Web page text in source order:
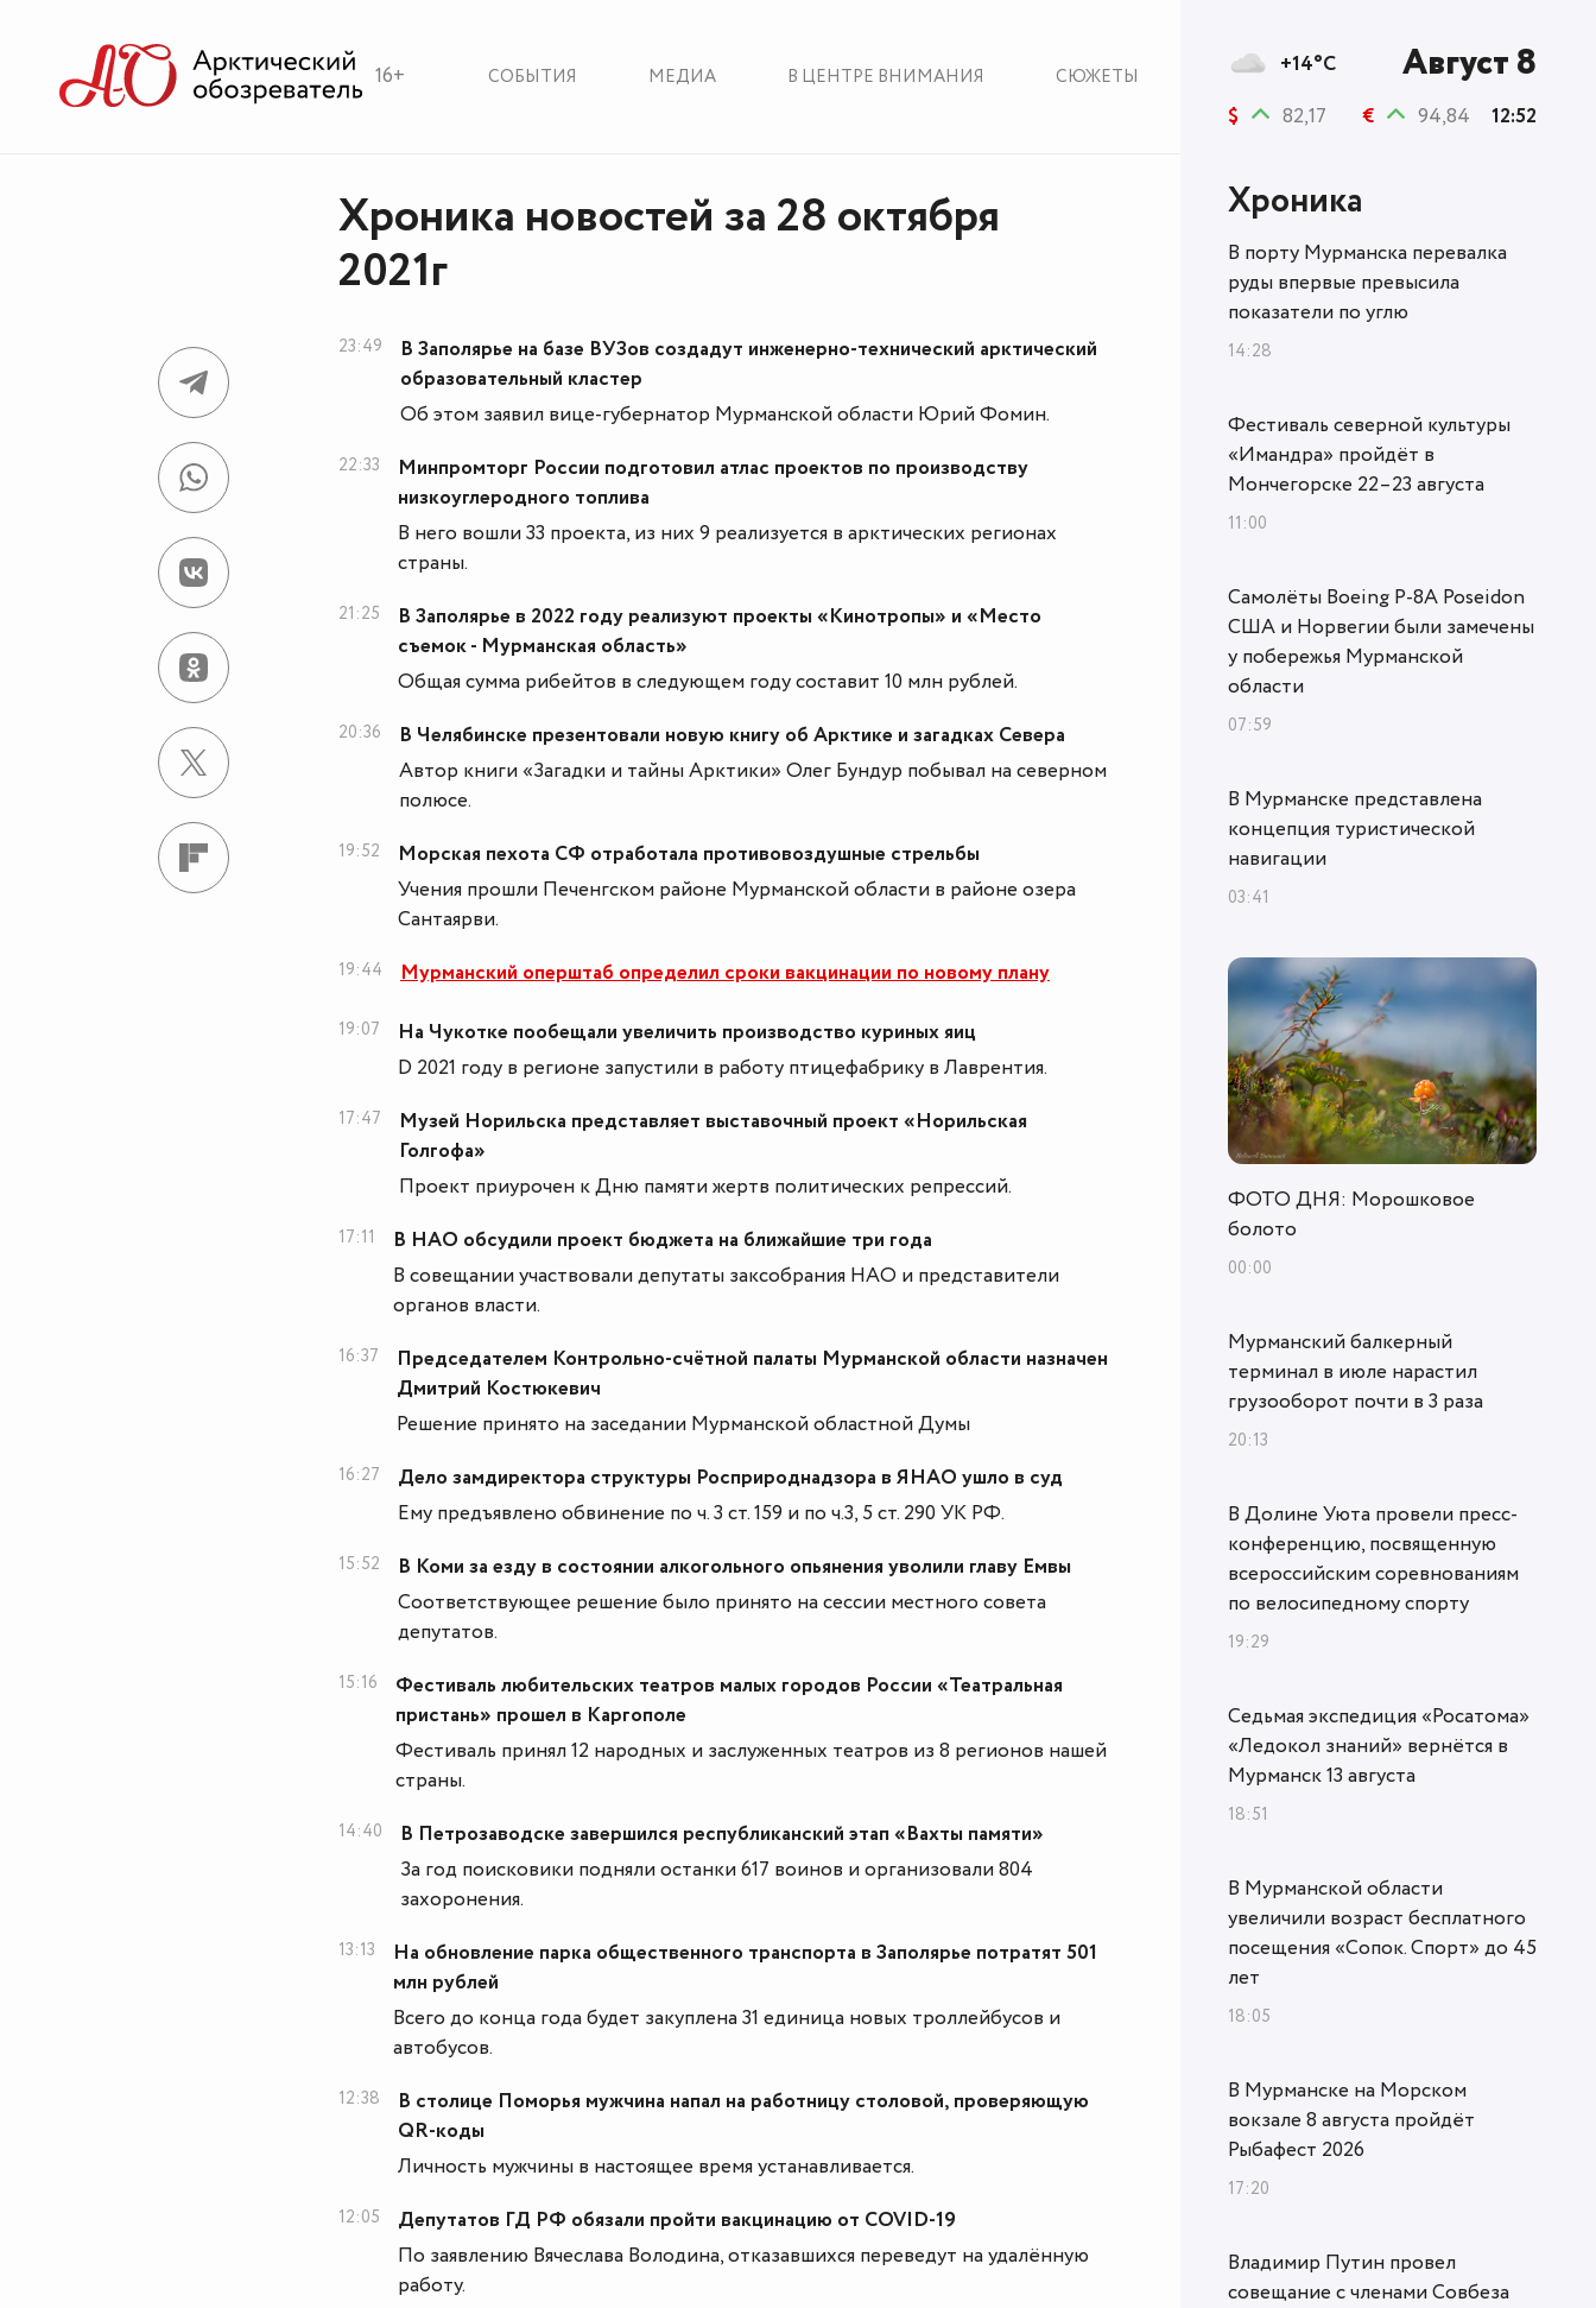
16+ СОБЫТИЯ МЕДИА В ЦЕНТРЕ ВНИМАНИЯ СЮЖЕТЫ
Хроника новостей за 28 октября
2021г
23:49
В Заполярье на базе ВУЗов создадут инженерно-технический арктический
образовательный кластер
Об этом заявил вице-губернатор Мурманской области Юрий Фомин.
22:33
Минпромторг России подготовил атлас проектов по производству
низкоуглеродного топлива
В него вошли 33 проекта, из них 9 реализуется в арктических регионах
страны.
21:25
В Заполярье в 2022 году реализуют проекты «Кинотропы» и «Место
съемок - Мурманская область»
Общая сумма рибейтов в следующем году составит 10 млн рублей.
20:36
В Челябинске презентовали новую книгу об Арктике и загадках Севера
Автор книги «Загадки и тайны Арктики» Олег Бундур побывал на северном
полюсе.
19:52
Морская пехота СФ отработала противовоздушные стрельбы
Учения прошли Печенгском районе Мурманской области в районе озера
Сантаярви.
19:44 Мурманский оперштаб определил сроки вакцинации по новому плану
19:07
На Чукотке пообещали увеличить производство куриных яиц
D 2021 году в регионе запустили в работу птицефабрику в Лаврентия.
17:47
Музей Норильска представляет выставочный проект «Норильская
Голгофа»
Проект приурочен к Дню памяти жертв политических репрессий.
17:11
В НАО обсудили проект бюджета на ближайшие три года
В совещании участвовали депутаты заксобрания НАО и представители
органов власти.
16:37
Председателем Контрольно-счётной палаты Мурманской области назначен
Дмитрий Костюкевич
Решение принято на заседании Мурманской областной Думы
16:27
Дело замдиректора структуры Росприроднадзора в ЯНАО ушло в суд
Ему предъявлено обвинение по ч. 3 ст. 159 и по ч.3, 5 ст. 290 УК РФ.
15:52
В Коми за езду в состоянии алкогольного опьянения уволили главу Емвы
Соответствующее решение было принято на сессии местного совета
депутатов.
15:16
Фестиваль любительских театров малых городов России «Театральная
пристань» прошел в Каргополе
Фестиваль принял 12 народных и заслуженных театров из 8 регионов нашей
страны.
14:40
В Петрозаводске завершился республиканский этап «Вахты памяти»
За год поисковики подняли останки 617 воинов и организовали 804
захоронения.
13:13
На обновление парка общественного транспорта в Заполярье потратят 501
млн рублей
Всего до конца года будет закуплена 31 единица новых троллейбусов и
автобусов.
12:38
В столице Поморья мужчина напал на работницу столовой, проверяющую
QR-коды
Личность мужчины в настоящее время устанавливается.
12:05
Депутатов ГД РФ обязали пройти вакцинацию от COVID-19
По заявлению Вячеслава Володина, отказавшихся переведут на удалённую
работу.
+14°C Август 8
$ 82,17 € 94,84 12:52
Хроника
В порту Мурманска перевалка
руды впервые превысила
показатели по углю
14:28
Фестиваль северной культуры
«Имандра» пройдёт в
Мончегорске 22–23 августа
11:00
Самолёты Boeing P-8A Poseidon
США и Норвегии были замечены
у побережья Мурманской
области
07:59
В Мурманске представлена
концепция туристической
навигации
03:41
ФОТО ДНЯ: Морошковое
болото
00:00
Мурманский балкерный
терминал в июле нарастил
грузооборот почти в 3 раза
20:13
В Долине Уюта провели пресс-
конференцию, посвященную
всероссийским соревнованиям
по велосипедному спорту
19:29
Седьмая экспедиция «Росатома»
«Ледокол знаний» вернётся в
Мурманск 13 августа
18:51
В Мурманской области
увеличили возраст бесплатного
посещения «Сопок. Спорт» до 45
лет
18:05
В Мурманске на Морском
вокзале 8 августа пройдёт
Рыбафест 2026
17:20
Владимир Путин провел
совещание с членами Совбеза